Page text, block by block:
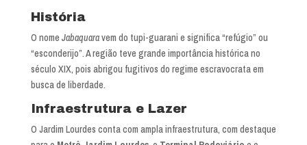
História
O nome Jabaquaravem do tupi-guarani e significa “refúgio” ou
“esconderijo”. A região teve grande importância histórica no
século XIX, pois abrigou fugitivos do regime escravocrata em
busca de liberdade.
Infraestrutura e Lazer
O Jardim Lourdes conta com ampla infraestrutura, com destaque